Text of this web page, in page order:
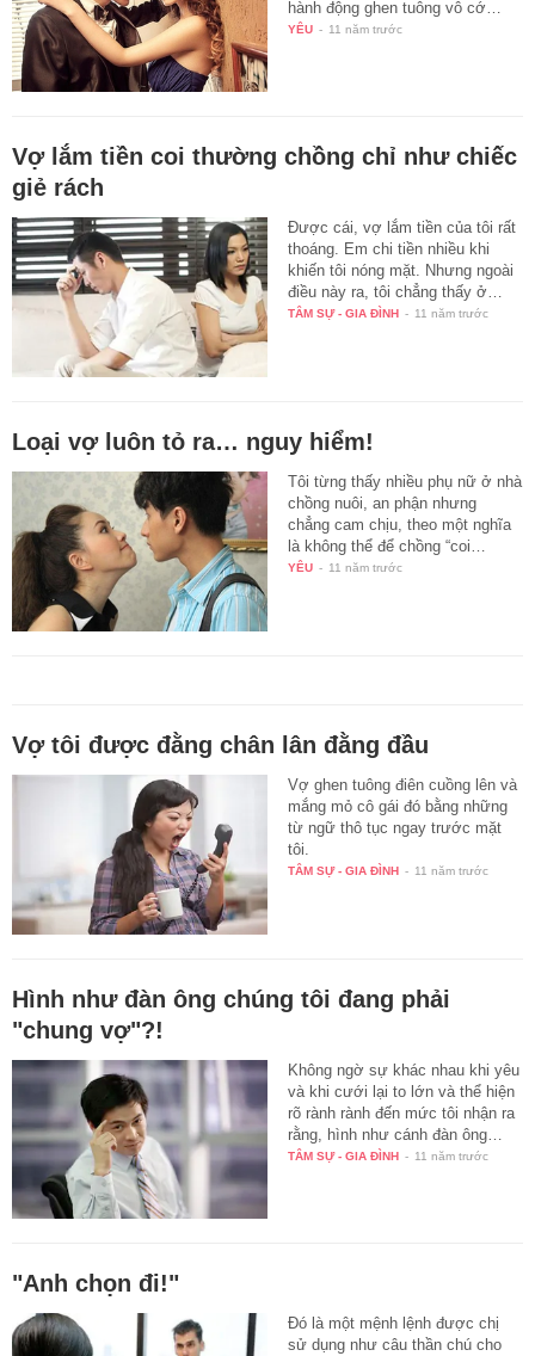
hành động ghen tuông vô cớ…
YÊU - 11 năm trước
Vợ lắm tiền coi thường chồng chỉ như chiếc
giẻ rách
Được cái, vợ lắm tiền của tôi rất
thoáng. Em chi tiền nhiều khi
khiến tôi nóng mặt. Nhưng ngoài
điều này ra, tôi chẳng thấy ở…
TÂM SỰ - GIA ĐÌNH - 11 năm trước
Loại vợ luôn tỏ ra… nguy hiểm!
Tôi từng thấy nhiều phụ nữ ở nhà
chồng nuôi, an phận nhưng
chẳng cam chịu, theo một nghĩa
là không thể để chồng “coi…
YÊU - 11 năm trước
Vợ tôi được đằng chân lân đằng đầu
Vợ ghen tuông điên cuồng lên và
mắng mỏ cô gái đó bằng những
từ ngữ thô tục ngay trước mặt
tôi.
TÂM SỰ - GIA ĐÌNH - 11 năm trước
Hình như đàn ông chúng tôi đang phải
"chung vợ"?!
Không ngờ sự khác nhau khi yêu
và khi cưới lại to lớn và thể hiện
rõ rành rành đến mức tôi nhận ra
rằng, hình như cánh đàn ông…
TÂM SỰ - GIA ĐÌNH - 11 năm trước
"Anh chọn đi!"
Đó là một mệnh lệnh được chị
sử dụng như câu thần chú cho